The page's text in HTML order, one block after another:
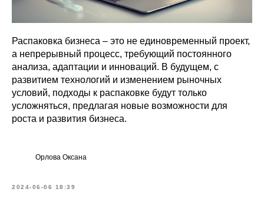
Распаковка бизнеса – это не единовременный проект,
а непрерывный процесс, требующий постоянного
анализа, адаптации и инноваций. В будущем, с
развитием технологий и изменением рыночных
условий, подходы к распаковке будут только
усложняться, предлагая новые возможности для
роста и развития бизнеса.
Орлова Оксана
2024-06-06 18:39